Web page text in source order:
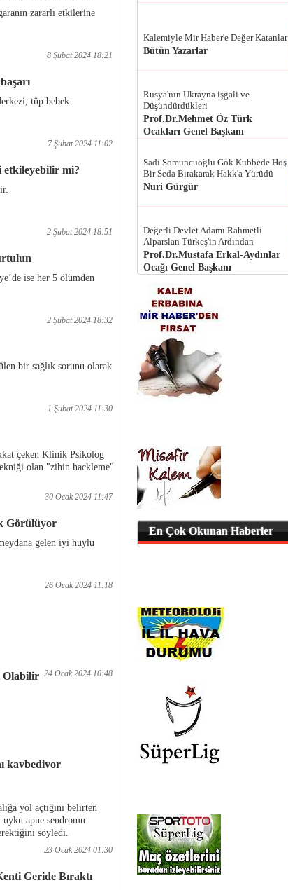
8 Şubat 2024 18:21
zararlı etkilerine
7 Şubat 2024 11:02
tüp bebek
etkileyebilir mi?
2 Şubat 2024 18:51
2 Şubat 2024 18:32
ise her 5 ölümden
1 Şubat 2024 11:30
bir sağlık sorunu olarak
30 Ocak 2024 11:47
çeken Klinik Psikolog
olan "zihin hackleme"
Görülüyor
26 Ocak 2024 11:18
gelen iyi huylu
Olabilir 24 Ocak 2024 10:48
boyun kanserleri
kaybediyor
için
23 Ocak 2024 01:30
yol açtığını belirten
apne sendromu
söyledi.
Geride Bıraktı
Kalemiyle Mir Haber'e Değer Katanlar
Bütün Yazarlar
Rusya'nın Ukrayna işgali ve
Düşündürdükleri
Prof.Dr.Mehmet Öz Türk
Ocakları Genel Başkanı
Sadi Somuncuoğlu Gök Kubbede Hoş
Bir Seda Bırakarak Hakk'a Yürüdü
Nuri Gürgür
Değerli Devlet Adamı Rahmetli
Alparslan Türkeş'in Ardından
Prof.Dr.Mustafa Erkal-Aydınlar
Ocağı Genel Başkanı
En Çok Okunan Haberler